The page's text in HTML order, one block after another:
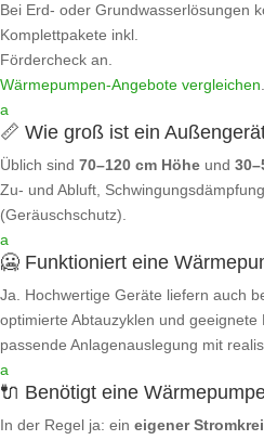
Bei Erd- oder Grundwasserlösungen
Komplettpakete inkl.
Fördercheck an.
Wärmepumpen‑Angebote vergleichen
a
📏 Wie groß ist ein
Üblich sind 70–120 cm Höhe und
Zu‑ und Abluft,
(Geräuschschutz).
a
🥶 Funktioniert eine
Ja. Hochwertige Geräte liefern auch
optimierte Abtauzyklen und
passende Anlagenauslegung mit
a
🔌 Benötigt eine
In der Regel ja: ein eigener